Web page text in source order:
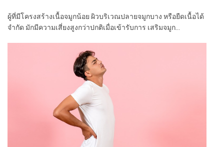
ผู้ที่มีโครงสร้างเนื้อจมูกน้อย ผิวบริเวณปลายจมูกบาง หรือยืดเนื้อได้
จำกัด มักมีความเสี่ยงสูงกว่าปกติเมื่อเข้ารับการ เสริมจมูก…